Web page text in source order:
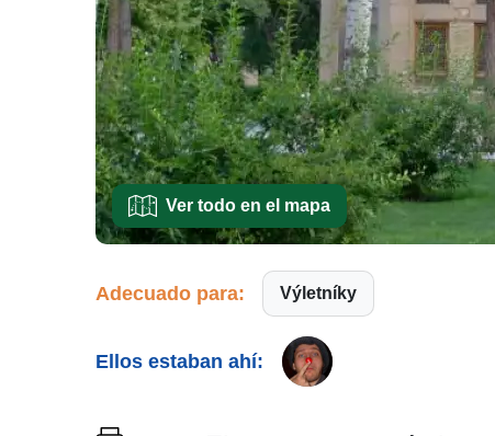
Ver todo en el mapa
Adecuado para: Výletníky
Ellos estaban ahí: